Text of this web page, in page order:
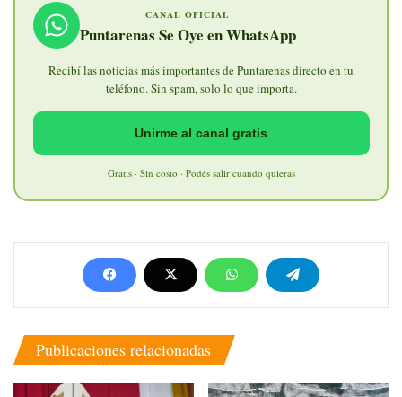
CANAL OFICIAL
Puntarenas Se Oye en WhatsApp
Recibí las noticias más importantes de Puntarenas directo en tu
teléfono. Sin spam, solo lo que importa.
Unirme al canal gratis
Gratis · Sin costo · Podés salir cuando quieras
Publicaciones relacionadas